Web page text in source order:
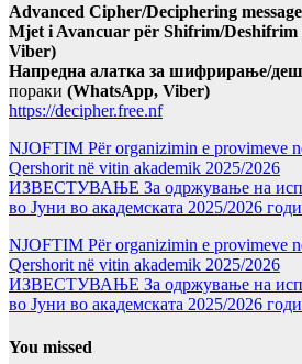
Advanced Cipher/Deciphering
Mjet i Avancuar për Shifrim/Deshifrim
Viber)
Напредна алатка за шифрирање/
пораки (WhatsApp, Viber)
https://decipher.free.nf
NJOFTIM Për organizimin e provimeve
Qershorit në vitin akademik 2025/2026
ИЗВЕСТУВАЊЕ За одржување на
во Јуни во академската 2025/2026
NJOFTIM Për organizimin e provimeve
Qershorit në vitin akademik 2025/2026
ИЗВЕСТУВАЊЕ За одржување на
во Јуни во академската 2025/2026
You missed